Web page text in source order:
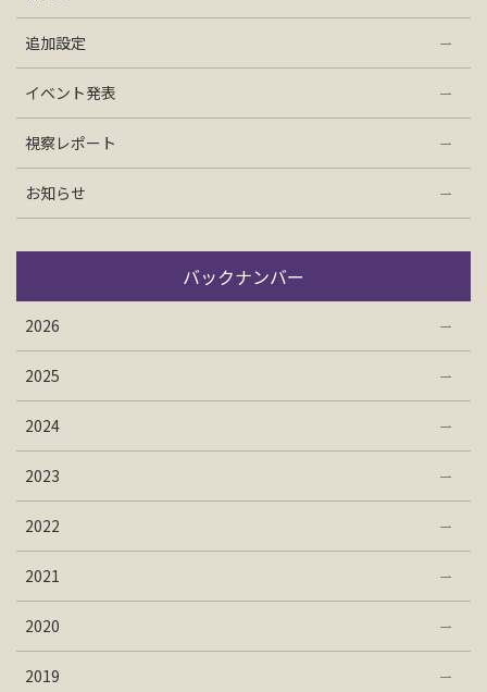
追加設定
イベント発表
視察レポート
お知らせ
バックナンバー
2026
2025
2024
2023
2022
2021
2020
2019